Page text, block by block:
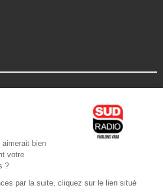
/ Android
l'application